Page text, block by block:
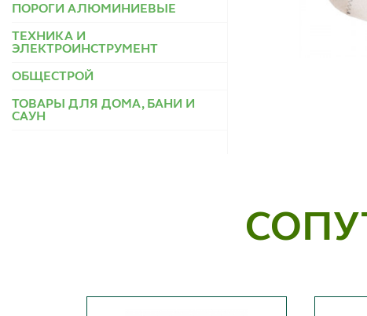
ПОРОГИ АЛЮМИНИЕВЫЕ
ТЕХНИКА И
ЭЛЕКТРОИНСТРУМЕНТ
ОБЩЕСТРОЙ
ТОВАРЫ ДЛЯ ДОМА, БАНИ И
САУН